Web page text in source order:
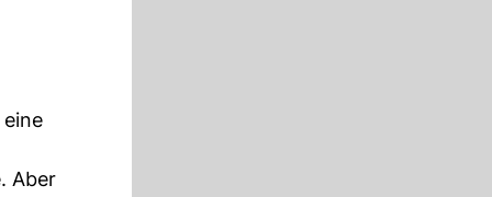
Aber